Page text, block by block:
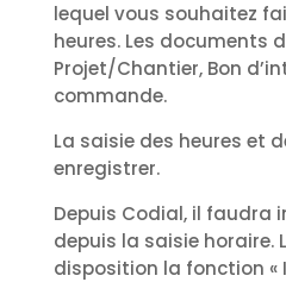
lequel vous souhaitez
heures. Les documents
Projet/Chantier, Bon
commande.
La saisie des heures et
enregistrer.
Depuis Codial, il faudra
depuis la saisie horaire.
disposition la fonction «